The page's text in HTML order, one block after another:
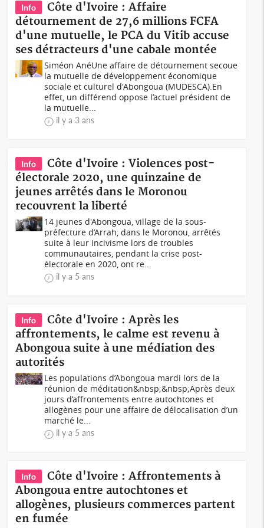
Info
Côte d'Ivoire : Affaire
détournement de 27,6 millions FCFA
d'une mutuelle, le PCA du Vitib accuse
ses détracteurs d'une cabale montée
Siméon AnéUne affaire de détournement secoue
la mutuelle de développement économique
sociale et culturel d'Abongoua (MUDESCA).En
effet, un différend oppose l’actuel président de
la mutuelle...
il y a 3 ans
Info
Côte d'Ivoire : Violences post-
électorale 2020, une quinzaine de
jeunes arrêtés dans le Moronou
recouvrent la liberté
14 jeunes d'Abongoua, village de la sous-
préfecture d’Arrah, dans le Moronou, arrêtés
suite à leur incivisme lors de troubles
communautaires, pendant la crise post-
électorale en 2020, ont re...
il y a 5 ans
Info
Côte d'Ivoire : Après les
affrontements, le calme est revenu à
Abongoua suite à une médiation des
autorités
Les populations d’Abongoua mardi lors de la
réunion de méditation&nbsp;&nbsp;Après deux
jours d’affrontements entre autochtones et
allogènes pour une affaire de délocalisation d’un
marché le...
il y a 5 ans
Info
Côte d'Ivoire : Affrontements à
Abongoua entre autochtones et
allogènes, plusieurs commerces partent
en fumée